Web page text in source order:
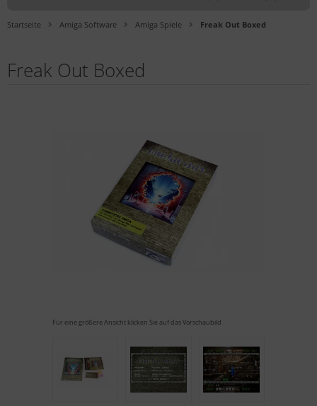
Startseite Amiga Software Amiga Spiele Freak Out Boxed
Freak Out Boxed
Für eine größere Ansicht klicken Sie auf das Vorschaubild